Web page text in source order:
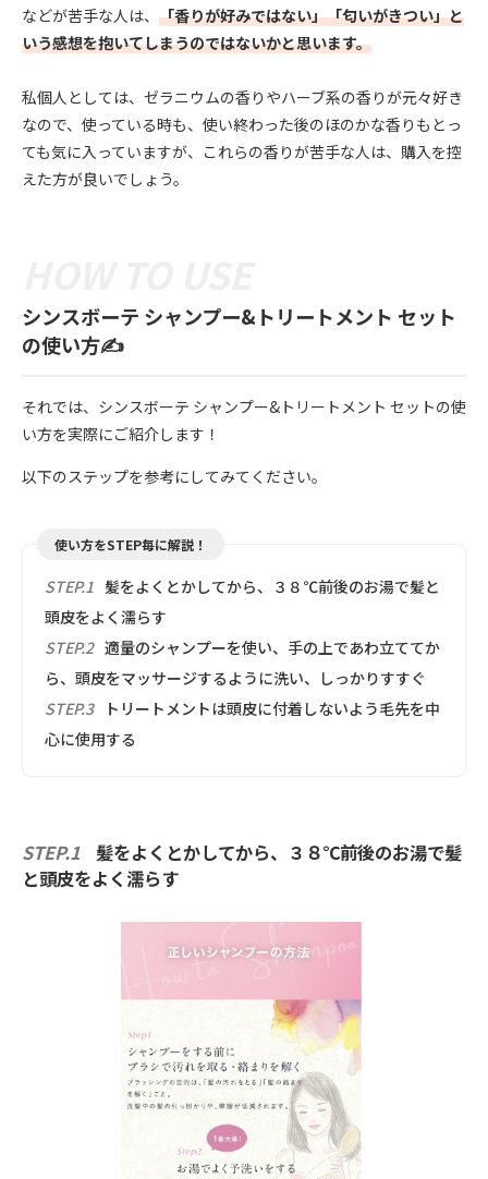
などが苦手な人は、 「香りが好みではない」「匂いがきつい」と
いう感想を抱いてしまうのではないかと思います。
私個人としては、ゼラニウムの香りやハーブ系の香りが元々好き
なので、使っている時も、使い終わった後のほのかな香りもとっ
ても気に入っていますが、これらの香りが苦手な人は、購入を控
えた方が良いでしょう。
シンスボーテ シャンプー&トリートメント セット
の使い方✍️
それでは、シンスボーテ シャンプー&トリートメント セットの使
い方を実際にご紹介します！
以下のステップを参考にしてみてください。
使い方をSTEP毎に解説！
STEP.1 髪をよくとかしてから、３８℃前後のお湯で髪と
頭皮をよく濡らす
STEP.2 適量のシャンプーを使い、手の上であわ立ててか
ら、頭皮をマッサージするように洗い、しっかりすすぐ
STEP.3
トリートメントは頭皮に付着しないよう毛先を中
心に使用する
STEP.1
髪をよくとかしてから、３８℃前後のお湯で髪
と頭皮をよく濡らす